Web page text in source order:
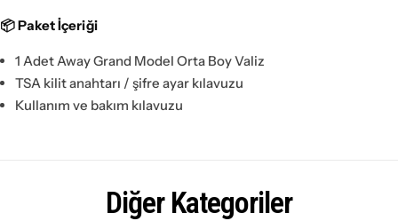
📦 Paket İçeriği
1 Adet Away Grand Model Orta Boy Valiz
TSA kilit anahtarı / şifre ayar kılavuzu
Kullanım ve bakım kılavuzu
Diğer Kategoriler